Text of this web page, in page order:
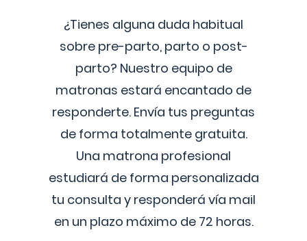
¿Tienes alguna duda habitual
sobre pre-parto, parto o post-
parto? Nuestro equipo de
matronas estará encantado de
responderte. Envía tus preguntas
de forma totalmente gratuita.
Una matrona profesional
estudiará de forma personalizada
tu consulta y responderá vía mail
en un plazo máximo de 72 horas.